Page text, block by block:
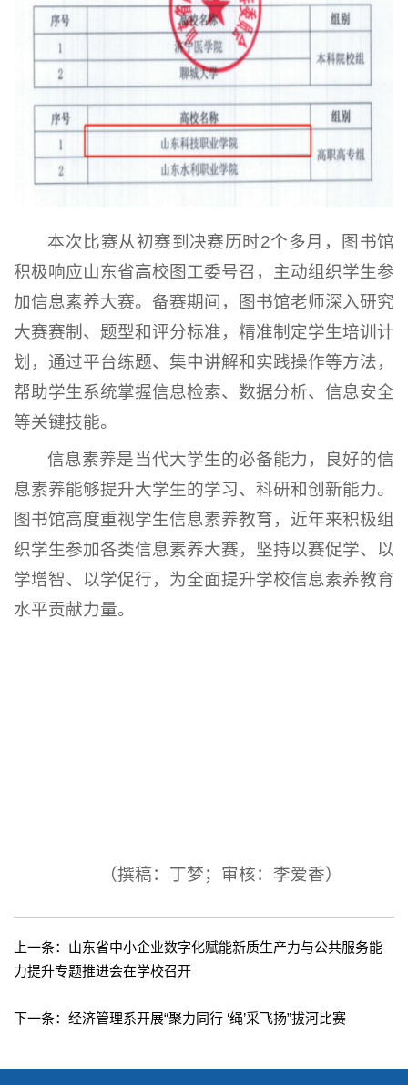
本次比赛从初赛到决赛历时2个多月，图书馆
积极响应山东省高校图工委号召，主动组织学生参
加信息素养大赛。备赛期间，图书馆老师深入研究
大赛赛制、题型和评分标准，精准制定学生培训计
划，通过平台练题、集中讲解和实践操作等方法，
帮助学生系统掌握信息检索、数据分析、信息安全
等关键技能。
信息素养是当代大学生的必备能力，良好的信
息素养能够提升大学生的学习、科研和创新能力。
图书馆高度重视学生信息素养教育，近年来积极组
织学生参加各类信息素养大赛，坚持以赛促学、以
学增智、以学促行，为全面提升学校信息素养教育
水平贡献力量。
（撰稿：丁梦；审核：李爱香）
上一条： 山东省中小企业数字化赋能新质生产力与公共服务能
力提升专题推进会在学校召开
下一条： 经济管理系开展“聚力同行 ‘绳’采飞扬”拔河比赛